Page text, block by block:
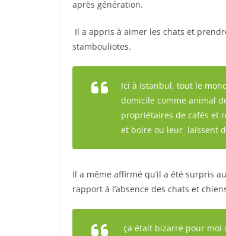
après génération.
Il a appris à aimer les chats et
stambouliotes.
Ici à Istanbul, tout le
domicile comme animal
propriétaires de cafés et
et boire ou leur laissent
Il a même affirmé qu’il a été surpris
rapport à l’absence des chats et
ça était bizarre pour moi